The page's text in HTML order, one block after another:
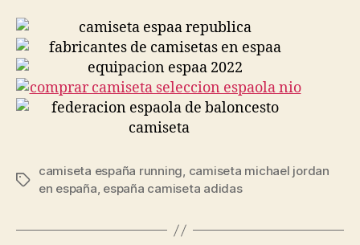
Etiquetas
camiseta españa running, camiseta michael jordan
en españa, españa camiseta adidas